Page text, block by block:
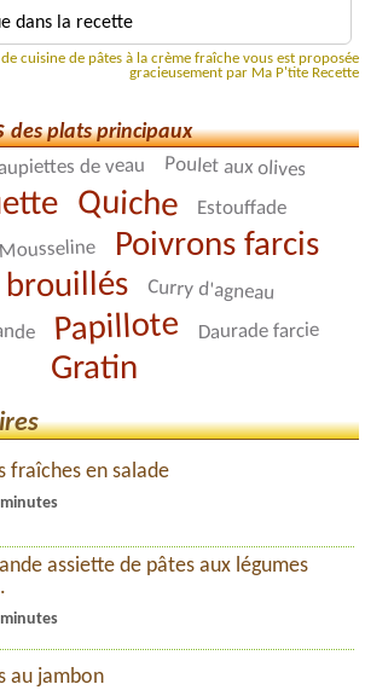
dans la recette
cuisine de pâtes à la crème fraîche vous est proposée
gracieusement par Ma P'tite Recette
des plats principaux
de veau Poulet aux olives
Quiche Estouffade
Mousseline Poivrons farcis
brouillés Curry d'agneau
Papillote Daurade farcie
Gratin
fraîches en salade
assiette de pâtes aux légumes
au jambon